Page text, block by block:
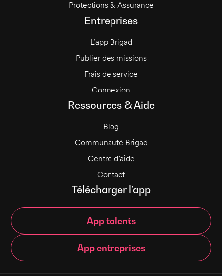
Protections & Assurance
Entreprises
L’app Brigad
Publier des missions
Frais de service
Connexion
Ressources & Aide
Blog
Communauté Brigad
Centre d’aide
Contact
Télécharger l’app
App talents
App entreprises